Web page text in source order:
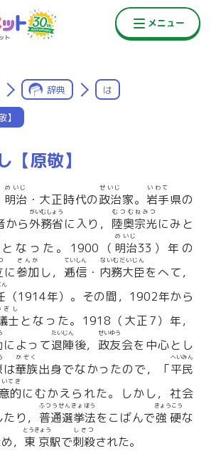
辞典 は
】
【原敬】
明治
めいじ
・大正時代の政治
せいじ
家。 岩手
いわて
県の
から外務省
がいむしょう
に入り， 陸奥宗光
むつむねみつ
にみと
となった。1900（ 明治
めいじ
33）年の
に参加
さんか
し， 逓信
ていしん
・ 内務大臣
ないむだいじん
をへて，
ん
（1914年）。その間，1902年から
士
ぎし
となった。1918（大正7）年，
によって退陣
たいじん
後， 政友
せいゆう
会を中心とし
は華族
かぞく
出身でなかったので，「平民
へいみん
的
てき
にむかえられた。しかし，社会
たり， 普通選挙法
ふつうせんきょほう
をこばんで強硬
きょうこう
な
， 東京
とうきょう
駅で刺殺
しさつ
された。